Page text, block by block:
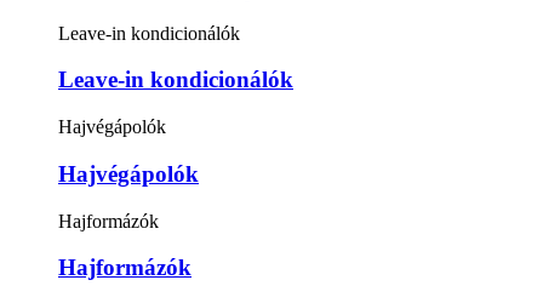
Leave-in kondicionálók
Leave-in kondicionálók
Hajvégápolók
Hajvégápolók
Hajformázók
Hajformázók